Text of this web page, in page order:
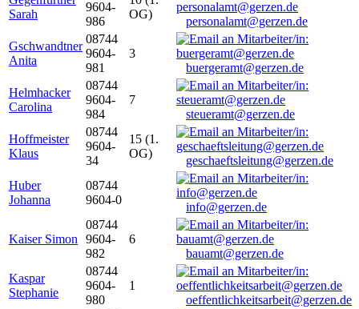
Sarah
9604-
986
OG)
personalamt@gerzen.de
Gschwandtner
Anita
08744
9604-
981
3
buergeramt@gerzen.de
Helmhacker
Carolina
08744
9604-
984
7
steueramt@gerzen.de
Hoffmeister
Klaus
08744
9604-
34
15 (1.
OG)
geschaeftsleitung@gerzen.de
Huber
Johanna
08744
9604-0
info@gerzen.de
Kaiser Simon
08744
9604-
982
6
bauamt@gerzen.de
Kaspar
Stephanie
08744
9604-
980
1
oeffentlichkeitsarbeit@gerzen.de